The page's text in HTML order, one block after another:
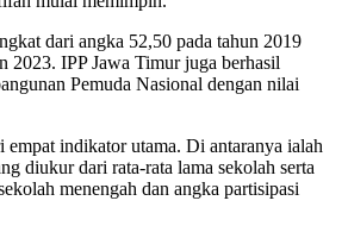
dari angka 52,50 pada tahun 2019
2023. IPP Jawa Timur juga berhasil
Pemuda Nasional dengan nilai
empat indikator utama. Di antaranya ialah
diukur dari rata-rata lama sekolah serta
menengah dan angka partisipasi